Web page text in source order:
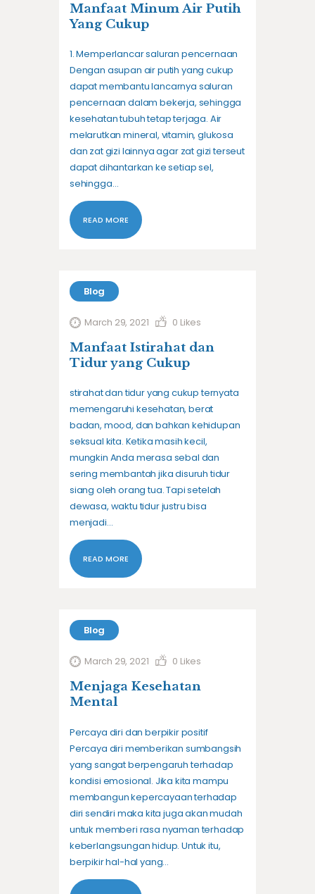
Manfaat Minum Air Putih
Yang Cukup
1. Memperlancar saluran pencernaan
Dengan asupan air putih yang cukup
dapat membantu lancarnya saluran
pencernaan dalam bekerja, sehingga
kesehatan tubuh tetap terjaga. Air
melarutkan mineral, vitamin, glukosa
dan zat gizi lainnya agar zat gizi terseut
dapat dihantarkan ke setiap sel,
sehingga…
READ MORE
Blog
March 29, 2021 0 Likes
Manfaat Istirahat dan
Tidur yang Cukup
stirahat dan tidur yang cukup ternyata
memengaruhi kesehatan, berat
badan, mood, dan bahkan kehidupan
seksual kita. Ketika masih kecil,
mungkin Anda merasa sebal dan
sering membantah jika disuruh tidur
siang oleh orang tua. Tapi setelah
dewasa, waktu tidur justru bisa
menjadi…
READ MORE
Blog
March 29, 2021 0 Likes
Menjaga Kesehatan
Mental
Percaya diri dan berpikir positif
Percaya diri memberikan sumbangsih
yang sangat berpengaruh terhadap
kondisi emosional. Jika kita mampu
membangun kepercayaan terhadap
diri sendiri maka kita juga akan mudah
untuk memberi rasa nyaman terhadap
keberlangsungan hidup. Untuk itu,
berpikir hal-hal yang…